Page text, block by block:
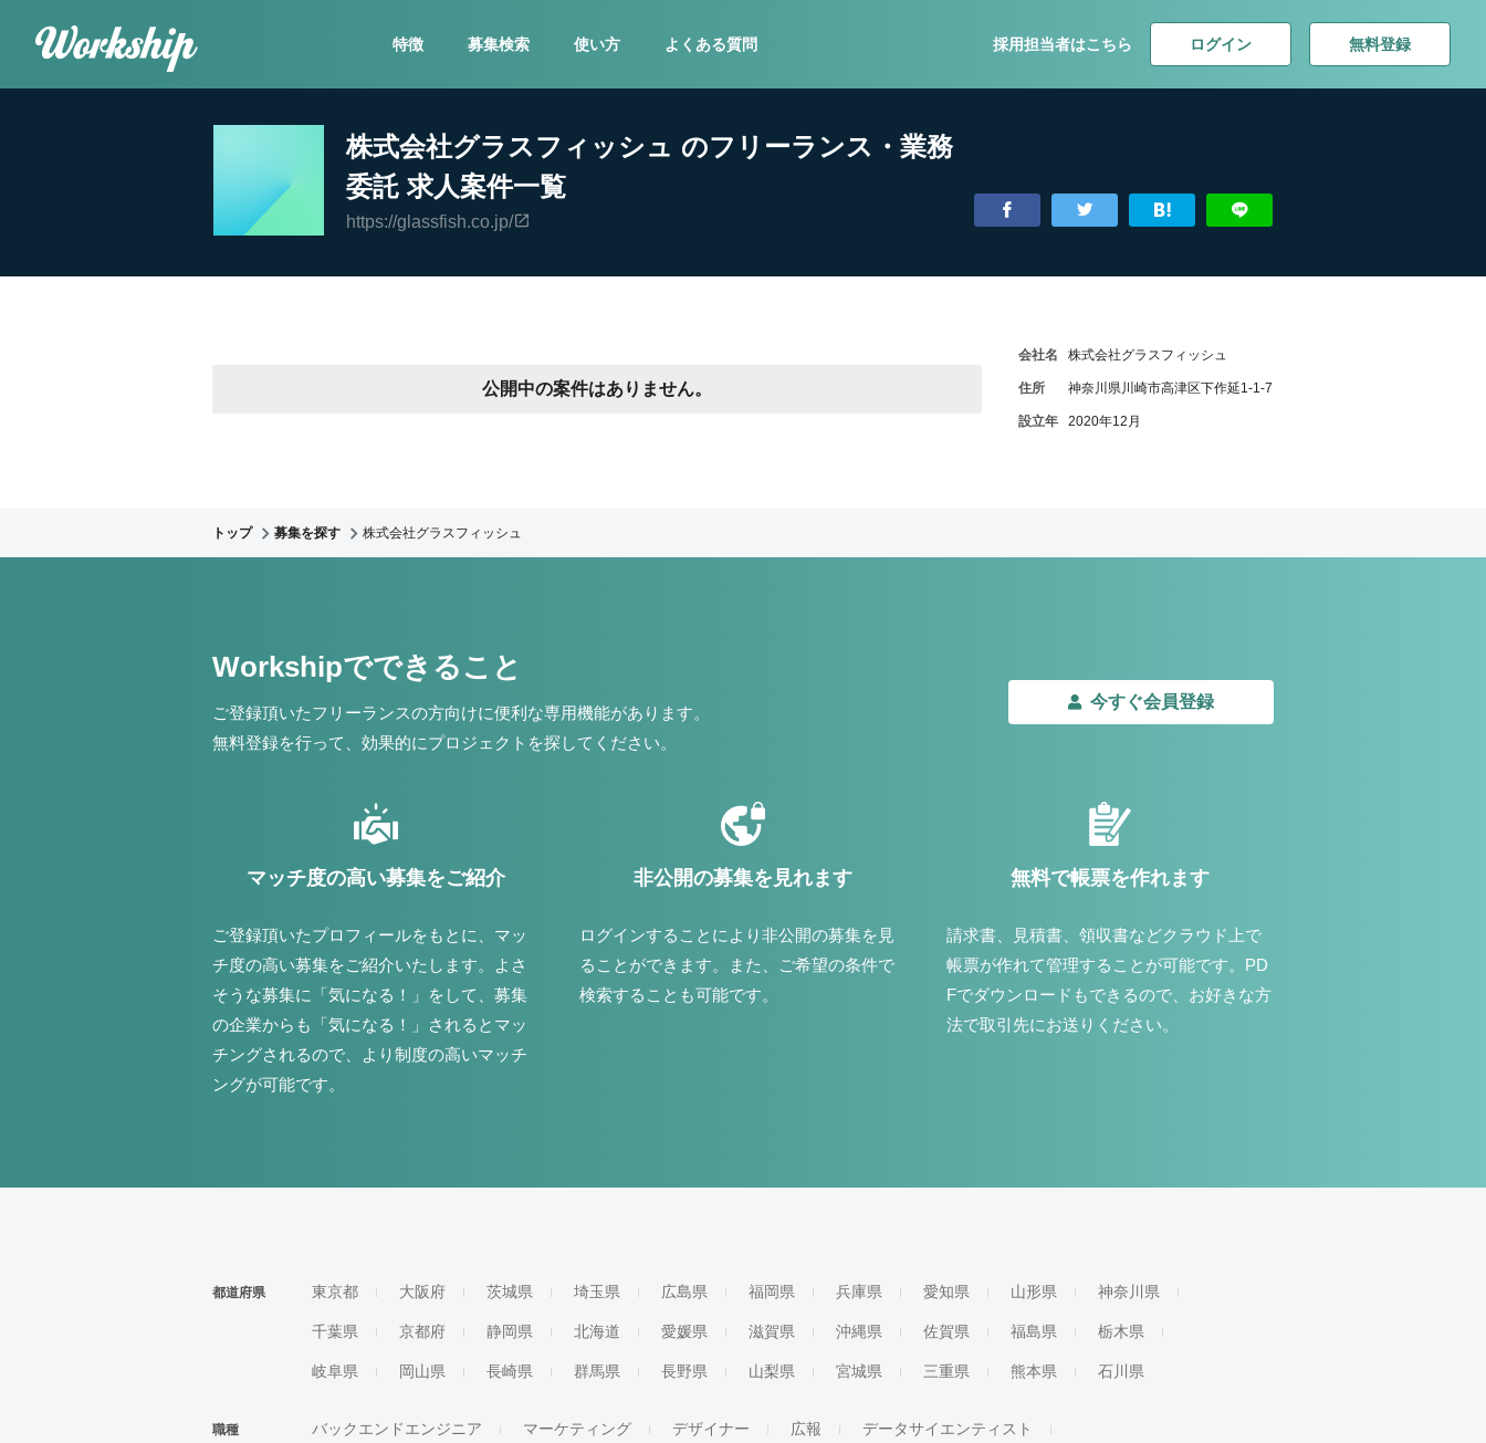
特徴 募集検索 使い方 よくある質問 採用担当者はこちら ログイン 無料登録
株式会社グラスフィッシュ のフリーランス・業務
委託 求人案件一覧
https://glassfish.co.jp/
公開中の案件はありません。
会社名 株式会社グラスフィッシュ
住所 神奈川県川崎市高津区下作延1-1-7
設立年 2020年12月
トップ 募集を探す 株式会社グラスフィッシュ
Workshipでできること
ご登録頂いたフリーランスの方向けに便利な専用機能があります。
無料登録を行って、効果的にプロジェクトを探してください。
今すぐ会員登録
マッチ度の高い募集をご紹介
ご登録頂いたプロフィールをもとに、マッ
チ度の高い募集をご紹介いたします。よさ
そうな募集に「気になる！」をして、募集
の企業からも「気になる！」されるとマッ
チングされるので、より制度の高いマッチ
ングが可能です。
非公開の募集を見れます
ログインすることにより非公開の募集を見
ることができます。また、ご希望の条件で
検索することも可能です。
無料で帳票を作れます
請求書、見積書、領収書などクラウド上で
帳票が作れて管理することが可能です。PD
Fでダウンロードもできるので、お好きな方
法で取引先にお送りください。
都道府県 東京都 大阪府 茨城県 埼玉県 広島県 福岡県 兵庫県 愛知県 山形県 神奈川県
千葉県 京都府 静岡県 北海道 愛媛県 滋賀県 沖縄県 佐賀県 福島県 栃木県
岐阜県 岡山県 長崎県 群馬県 長野県 山梨県 宮城県 三重県 熊本県 石川県
職種 バックエンドエンジニア マーケティング デザイナー 広報 データサイエンティスト